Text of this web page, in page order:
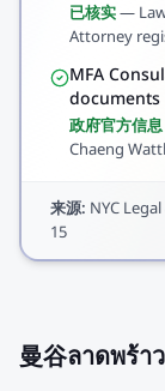
已核实—
Attorney
MFA
政府官方信息
Chaeng
来源: NYC
15
曼谷ลาดพร้า